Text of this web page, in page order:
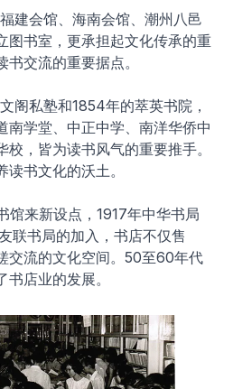
建会馆、海南会馆、潮州八邑
图书室，更承担起文化传承的重
交流的重要据点。
阁私塾和1854年的萃英书院，
南学堂、中正中学、南洋华侨中
，皆为读书风气的重要推手。
书文化的沃土。
馆来新设点，1917年中华书局
联书局的加入，书店不仅售
交流的文化空间。50至60年代
店业的发展。